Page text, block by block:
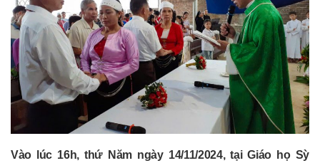
Vào lúc 16h, thứ Năm ngày 14/11/2024, tại Giáo họ Sỳ